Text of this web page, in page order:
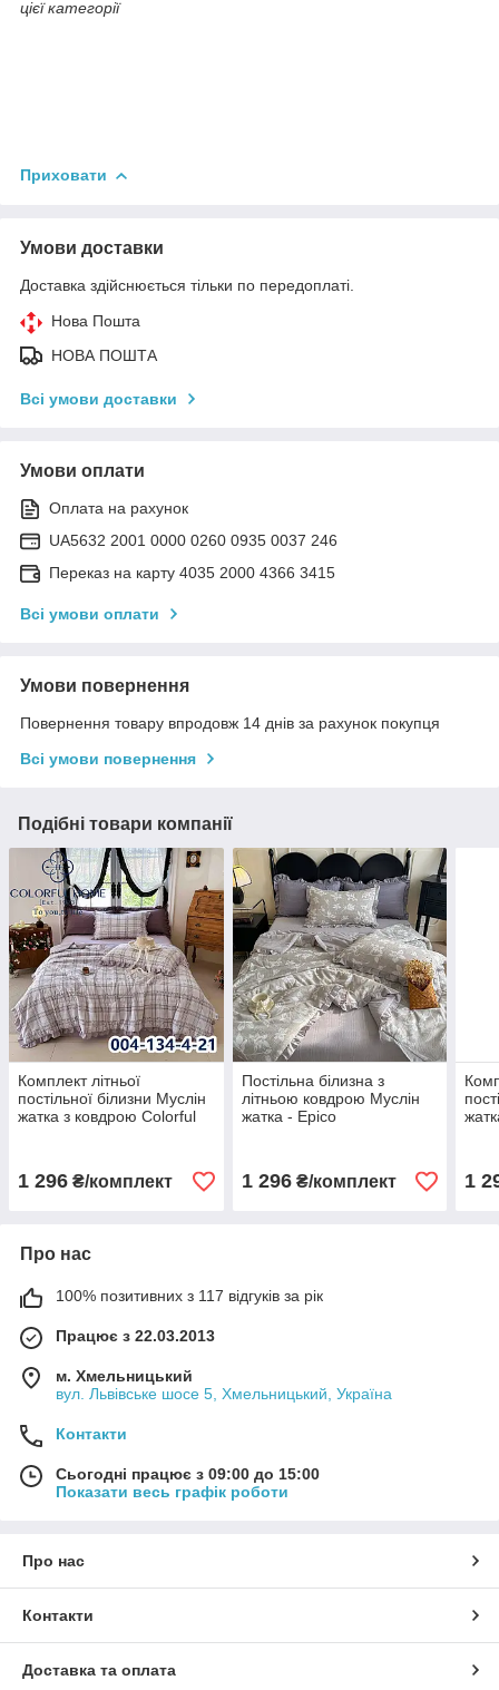
цієї категорії
Приховати
Умови доставки
Доставка здійснюється тільки по передоплаті.
Нова Пошта
НОВА ПОШТА
Всі умови доставки
Умови оплати
Оплата на рахунок
UA5632 2001 0000 0260 0935 0037 246
Переказ на карту 4035 2000 4366 3415
Всі умови оплати
Умови повернення
Повернення товару впродовж 14 днів за рахунок покупця
Всі умови повернення
Подібні товари компанії
Комплект літньої
постільної білизни Муслін
жатка з ковдрою Colorful
1 296 ₴/комплект
Постільна білизна з
літньою ковдрою Муслін
жатка - Epico
1 296₴/комплект 1
Про нас
100% позитивних з 117 відгуків за рік
Працює з 22.03.2013
м. Хмельницький
вул. Львівське шосе 5, Хмельницький, Україна
Контакти
Сьогодні працює з 09:00 до 15:00
Показати весь графік роботи
Про нас
Контакти
Доставка та оплата